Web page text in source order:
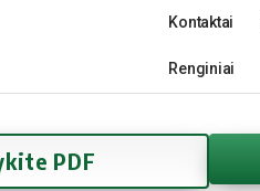
Kontaktai
Renginiai
PDF